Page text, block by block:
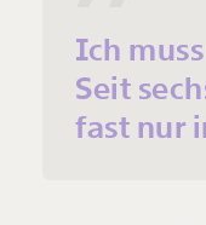
Ich
Seit
fast nur